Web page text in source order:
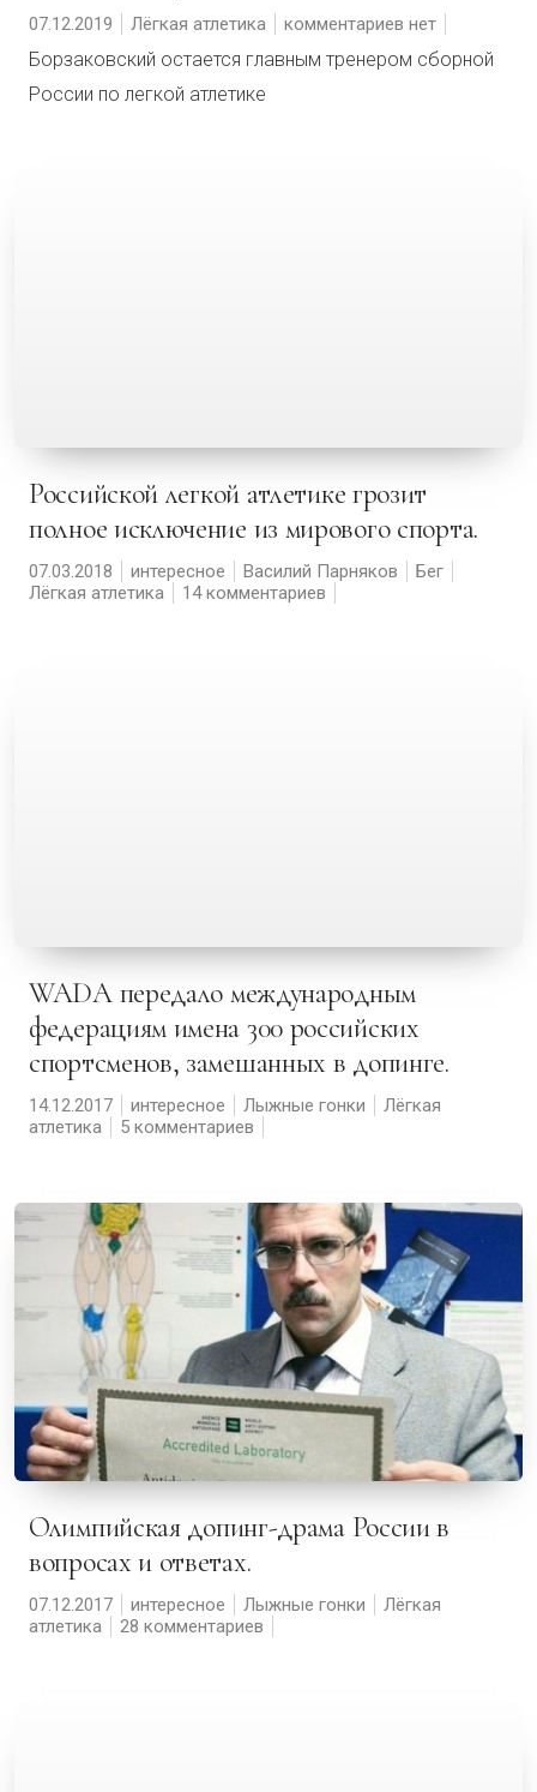
07.12.2019 Лёгкая атлетика комментариев нет
Борзаковский остается главным тренером сборной
России по легкой атлетике
Российской легкой атлетике грозит
полное исключение из мирового спорта.
07.03.2018 интересное Василий Парняков
Бег
Лёгкая атлетика
14 комментариев
WADA передало международным
федерациям имена 300 российских
спортсменов, замешанных в допинге.
14.12.2017 интересное Лыжные гонки
Лёгкая
атлетика
5 комментариев
Олимпийская допинг-драма России в
вопросах и ответах.
07.12.2017 интересное Лыжные гонки
Лёгкая
атлетика
28 комментариев